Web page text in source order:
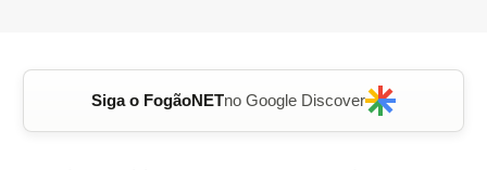
Siga o FogãoNETno Google Discover